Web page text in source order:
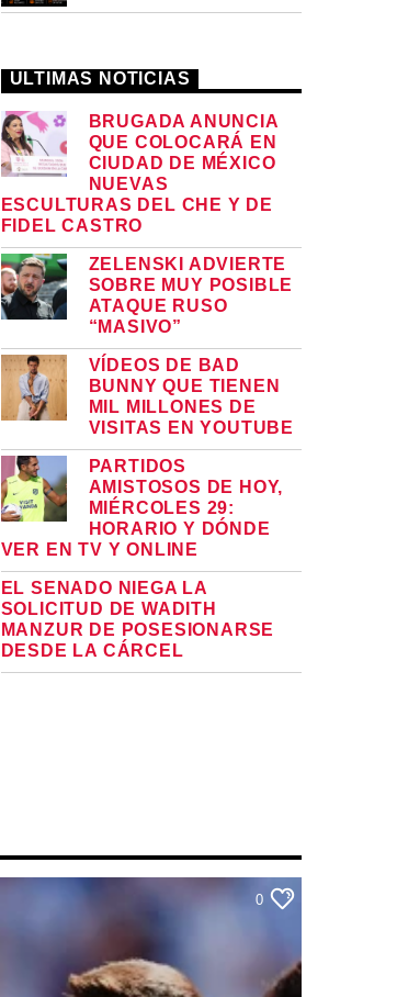
ULTIMAS NOTICIAS
BRUGADA ANUNCIA
QUE COLOCARÁ EN
CIUDAD DE MÉXICO
NUEVAS
ESCULTURAS DEL CHE Y DE
FIDEL CASTRO
ZELENSKI ADVIERTE
SOBRE MUY POSIBLE
ATAQUE RUSO
“MASIVO”
VÍDEOS DE BAD
BUNNY QUE TIENEN
MIL MILLONES DE
VISITAS EN YOUTUBE
PARTIDOS
AMISTOSOS DE HOY,
MIÉRCOLES 29:
HORARIO Y DÓNDE
VER EN TV Y ONLINE
EL SENADO NIEGA LA
SOLICITUD DE WADITH
MANZUR DE POSESIONARSE
DESDE LA CÁRCEL
0